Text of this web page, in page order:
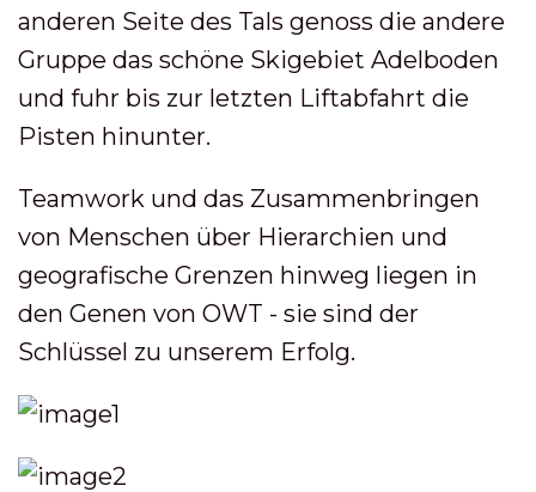
anderen Seite des Tals genoss die andere
Gruppe das schöne Skigebiet Adelboden
und fuhr bis zur letzten Liftabfahrt die
Pisten hinunter.
Teamwork und das Zusammenbringen
von Menschen über Hierarchien und
geografische Grenzen hinweg liegen in
den Genen von OWT - sie sind der
Schlüssel zu unserem Erfolg.